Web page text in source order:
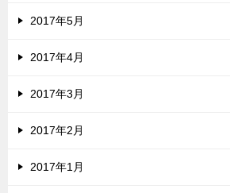
2017年5月
2017年4月
2017年3月
2017年2月
2017年1月